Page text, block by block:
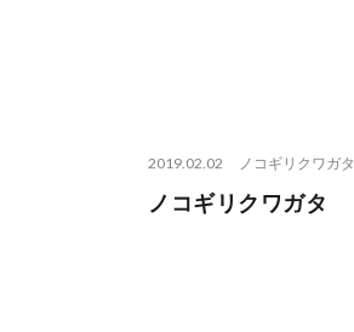
2019.02.02 ノコギリクワガタ
ノコギリクワガタ